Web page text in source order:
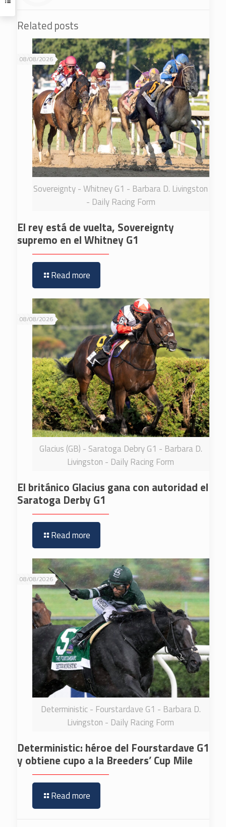
Related posts
Sovereignty - Whitney G1 - Barbara D. Livingston
- Daily Racing Form
08/08/2026
El rey está de vuelta, Sovereignty
supremo en el Whitney G1
Read more
Glacius (GB) - Saratoga Debry G1 - Barbara D.
Livingston - Daily Racing Form
08/08/2026
El británico Glacius gana con autoridad el
Saratoga Derby G1
Read more
Deterministic - Fourstardave G1 - Barbara D.
Livingston - Daily Racing Form
08/08/2026
Deterministic: héroe del Fourstardave G1
y obtiene cupo a la Breeders’ Cup Mile
Read more